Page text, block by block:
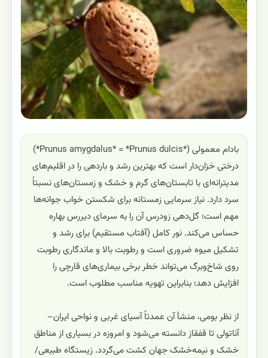
بادام معمولی (*Prunus amygdalus* = *Prunus dulcis*)
درختی خزان‌دار است که بهترین رشد و باردهی را در اقلیم‌های
مدیترانه‌ای با تابستان‌های گرم و خشک و زمستان‌های نسبتاً
سرد دارد. نیاز سرمایی زمستانه برای شکستن خواب جوانه‌ها
مهم است؛ گل‌دهی زودرس آن را به سرمای دیررس بهاره
حساس می‌کند. نور کامل (آفتاب مستقیم) برای رشد و
تشکیل میوه ضروری است و رطوبت بالا و ماندگاری رطوبت
روی شاخ‌وبرگ می‌تواند خطر برخی بیماری‌های قارچی را
افزایش دهد؛ بنابراین تهویه مناسب مطلوب است.
از نظر بومی، منشأ آن عمدتاً آسیای غربی و نواحی ایران–
آناتولی تا قفقاز دانسته می‌شود و امروزه در بسیاری از مناطق
خشک و نیمه‌خشک جهان کشت می‌گردد. زیستگاه طبیعی/